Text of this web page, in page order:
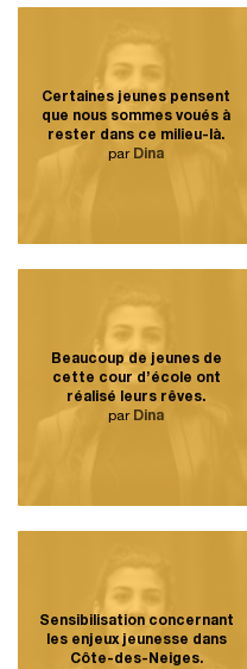
Certaines jeunes pensent
que nous sommes voués à
rester dans ce milieu-là.
par Dina
Beaucoup de jeunes de
cette cour d’école ont
réalisé leurs rêves.
par Dina
Sensibilisation concernant
les enjeux jeunesse dans
Côte-des-Neiges.